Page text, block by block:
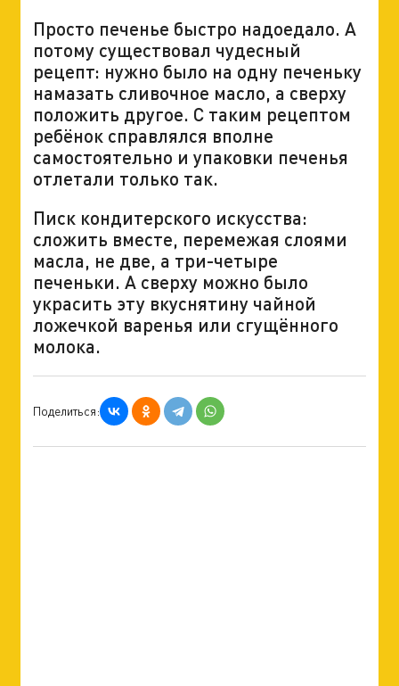
Просто печенье быстро надоедало. А
потому существовал чудесный
рецепт: нужно было на одну печеньку
намазать сливочное масло, а сверху
положить другое. С таким рецептом
ребёнок справлялся вполне
самостоятельно и упаковки печенья
отлетали только так.
Писк кондитерского искусства:
сложить вместе, перемежая слоями
масла, не две, а три-четыре
печеньки. А сверху можно было
украсить эту вкуснятину чайной
ложечкой варенья или сгущённого
молока.
Поделиться: